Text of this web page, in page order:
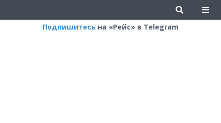
Подпишитесь на «Рейс» в Telegram